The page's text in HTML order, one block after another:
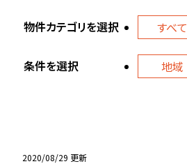
物件カテゴリを選択 すべて
条件を選択 地域
2020/08/29 更新